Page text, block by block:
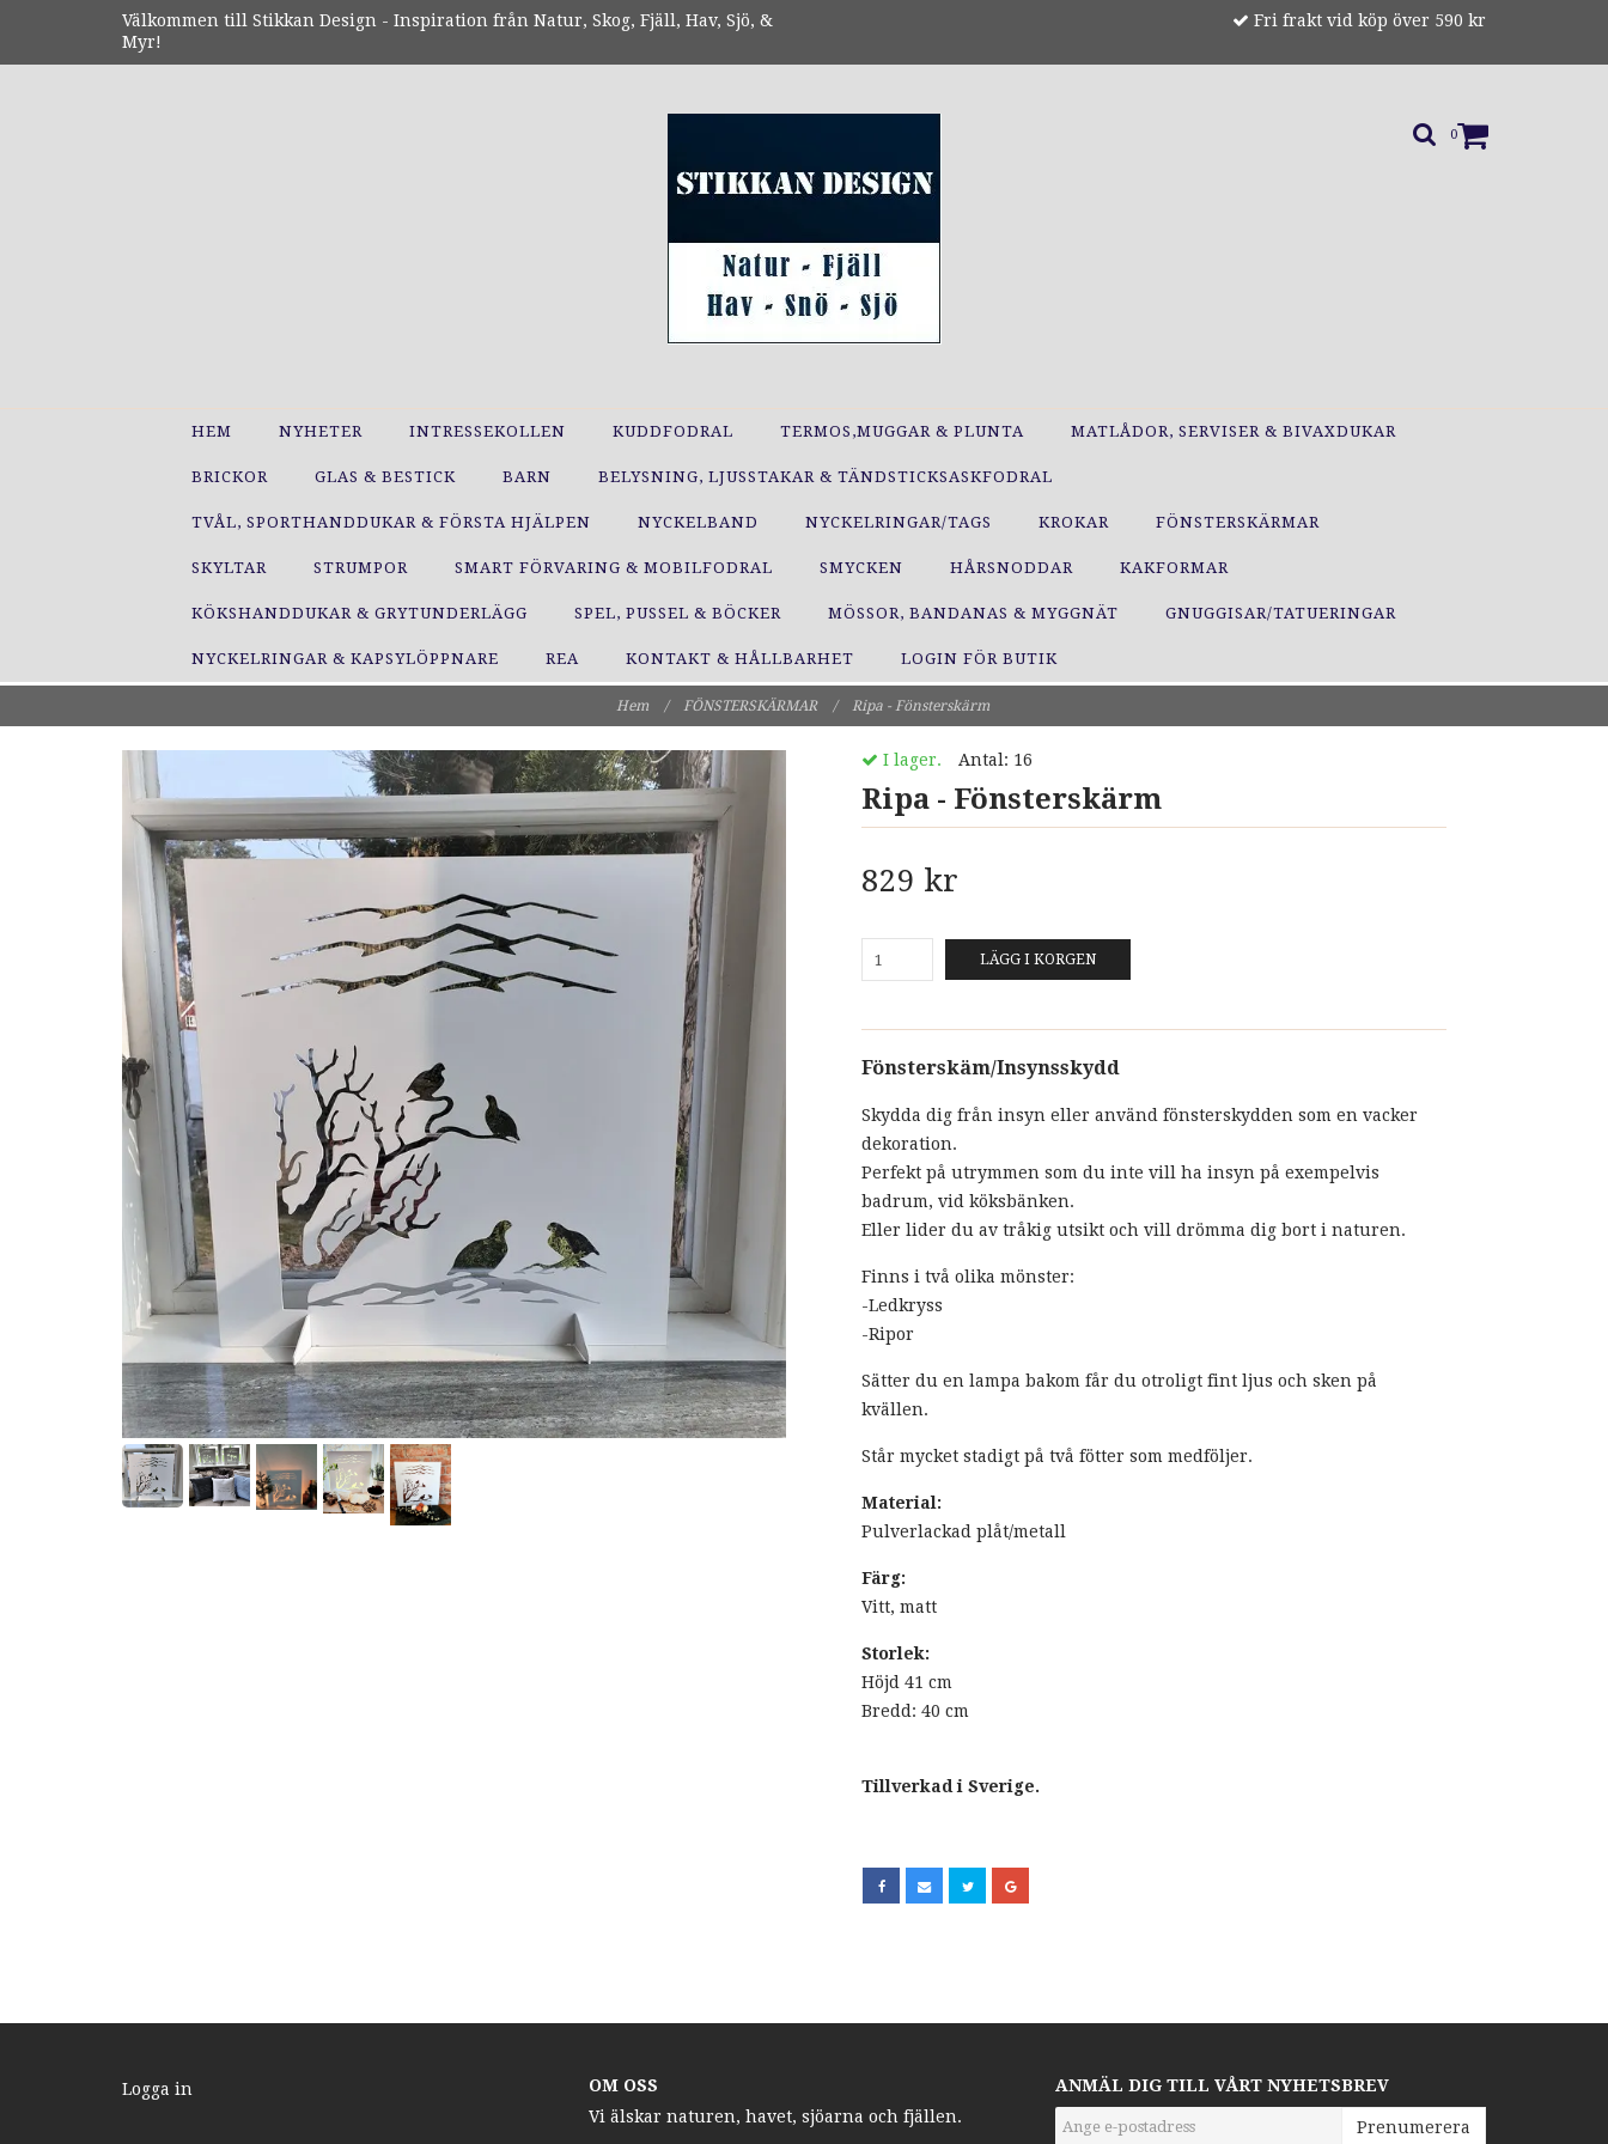
Välkommen till Stikkan Design - Inspiration från Natur, Skog, Fjäll, Hav, Sjö, &
Myr!
Fri frakt vid köp över 590 kr
0
HEM NYHETER INTRESSEKOLLEN KUDDFODRAL TERMOS,MUGGAR & PLUNTA MATLÅDOR, SERVISER & BIVAXDUKAR
BRICKOR GLAS & BESTICK BARN BELYSNING, LJUSSTAKAR & TÄNDSTICKSASKFODRAL
TVÅL, SPORTHANDDUKAR & FÖRSTA HJÄLPEN NYCKELBAND NYCKELRINGAR/TAGS KROKAR FÖNSTERSKÄRMAR
SKYLTAR STRUMPOR SMART FÖRVARING & MOBILFODRAL SMYCKEN HÅRSNODDAR KAKFORMAR
KÖKSHANDDUKAR & GRYTUNDERLÄGG SPEL, PUSSEL & BÖCKER MÖSSOR, BANDANAS & MYGGNÄT GNUGGISAR/TATUERINGAR
NYCKELRINGAR & KAPSYLÖPPNARE REA KONTAKT & HÅLLBARHET LOGIN FÖR BUTIK
Hem / FÖNSTERSKÄRMAR / Ripa - Fönsterskärm
I lager. Antal: 16
Ripa - Fönsterskärm
829 kr
LÄGG I KORGEN
Fönsterskäm/Insynsskydd
Skydda dig från insyn eller använd fönsterskydden som en vacker
dekoration.
Perfekt på utrymmen som du inte vill ha insyn på exempelvis
badrum, vid köksbänken.
Eller lider du av tråkig utsikt och vill drömma dig bort i naturen.
Finns i två olika mönster:
-Ledkryss
-Ripor
Sätter du en lampa bakom får du otroligt fint ljus och sken på
kvällen.
Står mycket stadigt på två fötter som medföljer.
Material:
Pulverlackad plåt/metall
Färg:
Vitt, matt
Storlek:
Höjd 41 cm
Bredd: 40 cm
Tillverkad i Sverige.
Logga in
OM OSS
Vi älskar naturen, havet, sjöarna och fjällen.
ANMÄL DIG TILL VÅRT NYHETSBREV
Prenumerera